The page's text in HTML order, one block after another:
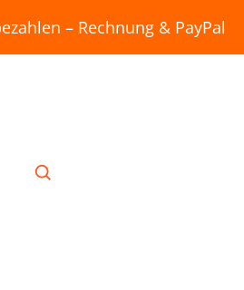
– Rechnung & PayPal